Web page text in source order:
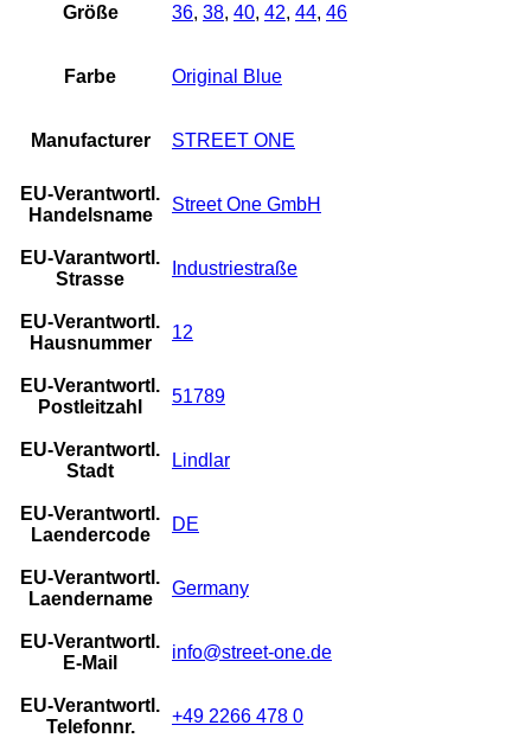
Größe 36, 38, 40, 42, 44, 46
Farbe Original Blue
Manufacturer STREET ONE
EU-Verantwortl.
Handelsname
Street One GmbH
EU-Varantwortl.
Strasse
Industriestraße
EU-Verantwortl.
Hausnummer
12
EU-Verantwortl.
Postleitzahl
51789
EU-Verantwortl.
Stadt
Lindlar
EU-Verantwortl.
Laendercode
DE
EU-Verantwortl.
Laendername
Germany
EU-Verantwortl.
E-Mail
info@street-one.de
EU-Verantwortl.
Telefonnr.
+49 2266 478 0